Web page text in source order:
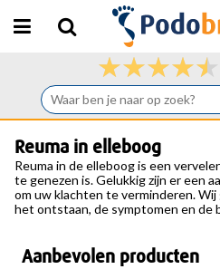
Reuma in elleboog
Reuma in deelleboogis een
te genezen is. Gelukkig zijn er een
om uw klachten te verminderen.
het ontstaan, de symptomen en de
Aanbevolen producten